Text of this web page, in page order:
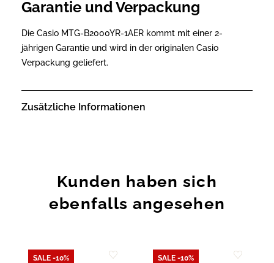
Garantie und Verpackung
Die Casio MTG-B2000YR-1AER kommt mit einer 2-
jährigen Garantie und wird in der originalen Casio
Verpackung geliefert.
Zusätzliche Informationen
Kunden haben sich
ebenfalls angesehen
SALE -10%
SALE -10%